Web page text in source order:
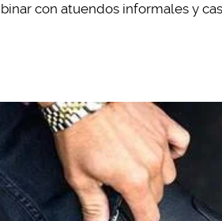
con atuendos informales y